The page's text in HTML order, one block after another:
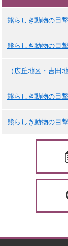
熊らしき動物の目
熊らしき動物の目
（広丘地区・吉田
熊らしき動物の目
熊らしき動物の目